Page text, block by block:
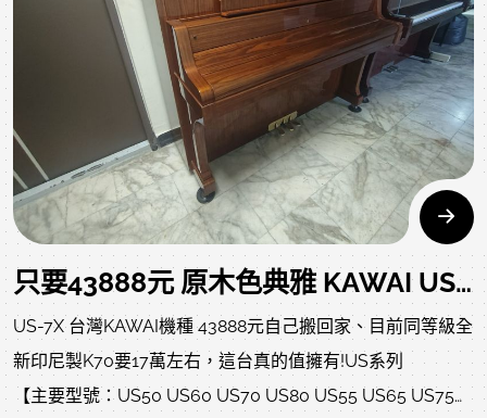
storyid=834YAMAHA日製琴和中古米字琴就一定好嗎?
https://www.rita-
music.com/modules/news/article.php?storyid=543
只要43888元 原木色典雅 KAWAI US-7X 二手鋼琴 自己搬回家
US-7X 台灣KAWAI機種 43888元自己搬回家、目前同等級全
新印尼製K70要17萬左右，這台真的值擁有!US系列
【主要型號：US50 US60 US70 US80 US55 US65 US75